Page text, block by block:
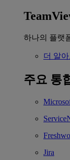
하나의 플랫
더 알아
주요 통
Jira